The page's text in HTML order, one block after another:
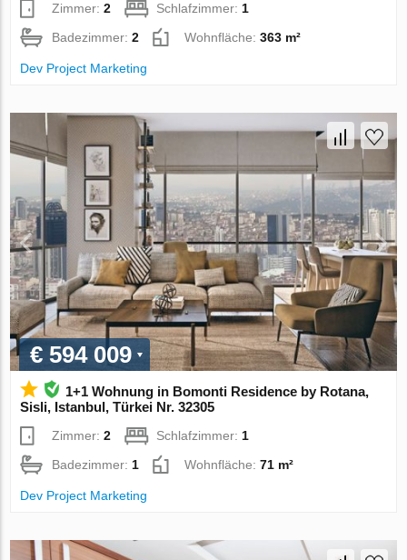
Zimmer:2 Schlafzimmer:1
Badezimmer:2 Wohnfläche:363 m²
Dev Project Marketing
€ 594 009
1+1 Wohnung in Bomonti Residence by Rotana,
Sisli, Istanbul, Türkei Nr. 32305
Zimmer:2 Schlafzimmer: 1
Badezimmer: 1 Wohnfläche:71 m²
Dev Project Marketing